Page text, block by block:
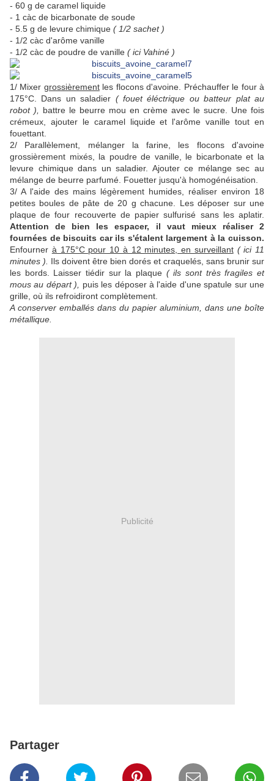
- 60 g de caramel liquide
- 1 càc de bicarbonate de soude
- 5.5 g de levure chimique ( 1/2 sachet )
- 1/2 càc d'arôme vanille
- 1/2 càc de poudre de vanille ( ici Vahiné )
1/ Mixer grossièrementles flocons d'avoine. Préchauffer le four à
175°C. Dans un saladier ( fouet éléctrique ou batteur plat au
robot ),
battre le beurre mou en crème avec le sucre. Une fois
crémeux, ajouter le caramel liquide et l'arôme vanille tout en
fouettant.
2/ Parallèlement, mélanger la farine, les flocons d'avoine
grossièrement mixés, la poudre de vanille, le bicarbonate et la
levure chimique dans un saladier. Ajouter ce mélange sec au
mélange de beurre parfumé. Fouetter jusqu'à homogénéisation.
3/ A l'aide des mains légèrement humides, réaliser environ 18
petites boules de pâte de 20 g chacune. Les déposer sur une
plaque de four recouverte de papier sulfurisé sans les aplatir.
Attention de bien les espacer, il vaut mieux réaliser 2
fournées de biscuits car ils s'étalent largement à la cuisson.
Enfourner à 175°C pour 10 à 12 minutes, en surveillant( ici 11
minutes ).
Ils doivent être bien dorés et craquelés, sans brunir sur
les bords. Laisser tiédir sur la plaque ( ils sont très fragiles et
mous au départ ),
puis les déposer à l'aide d'une spatule sur une
grille, où ils refroidiront complètement.
A conserver emballés dans du papier aluminium, dans une boîte
métallique.
Publicité
Partager